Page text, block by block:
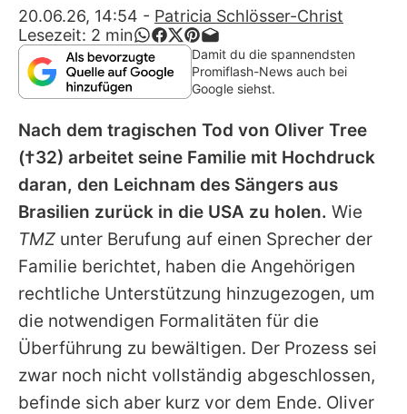
App runterladen
Team
Redaktionelle Richtlinien
Impressum
Datenschutzerklärung
Nutzungsbedingungen
Utiq verwalten
20.06.26, 14:54 - Patricia Schlösser-Christ
Lesezeit: 2 min
Damit du die spannendsten
Promiflash-News auch bei
Google siehst.
Nach dem tragischen Tod von Oliver Tree
(†32) arbeitet seine Familie mit Hochdruck
daran, den Leichnam des Sängers aus
Brasilien zurück in die USA zu holen. Wie
TMZ unter Berufung auf einen Sprecher der
Familie berichtet, haben die Angehörigen
rechtliche Unterstützung hinzugezogen, um
die notwendigen Formalitäten für die
Überführung zu bewältigen. Der Prozess sei
zwar noch nicht vollständig abgeschlossen,
befinde sich aber kurz vor dem Ende. Oliver